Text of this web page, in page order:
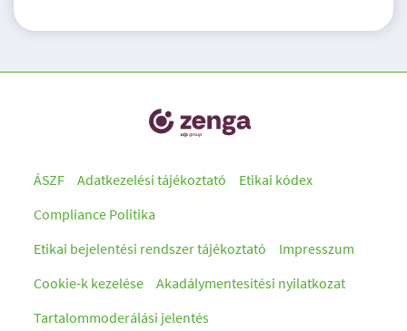
ÁSZF Adatkezelési tájékoztató
Etikai kódex
Compliance Politika
Etikai bejelentési rendszer tájékoztató
Impresszum
Cookie-k kezelése
Akadálymentesítési nyilatkozat
Tartalommoderálási jelentés